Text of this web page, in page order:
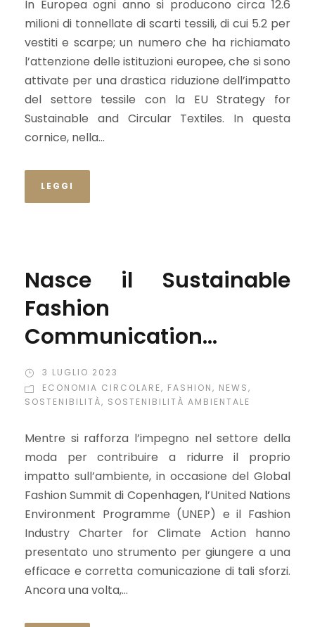
In Europea ogni anno si producono circa 12.6
milioni di tonnellate di scarti tessili, di cui 5.2 per
vestiti e scarpe; un numero che ha richiamato
l’attenzione delle istituzioni europee, che si sono
attivate per una drastica riduzione dell’impatto
del settore tessile con la EU Strategy for
Sustainable and Circular Textiles. In questa
cornice, nella...
LEGGI
Nasce il Sustainable
Fashion
Communication
Playbook, la guida per
una corretta
settore della moda
3 LUGLIO 2023
ECONOMIA CIRCOLARE, FASHION, NEWS,
SOSTENIBILITÀ, SOSTENIBILITÀ AMBIENTALE
Mentre si rafforza l’impegno nel settore della
moda per contribuire a ridurre il proprio
impatto sull’ambiente, in occasione del Global
Fashion Summit di Copenhagen, l’United Nations
Environment Programme (UNEP) e il Fashion
Industry Charter for Climate Action hanno
presentato uno strumento per giungere a una
efficace e corretta comunicazione di tali sforzi.
Ancora una volta,...